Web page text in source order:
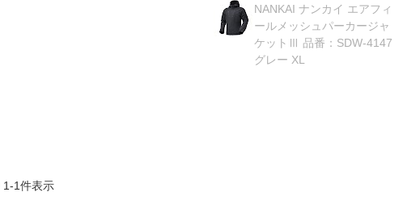
NANKAI ナンカイ エアフィ
ールメッシュパーカージャ
ケットⅢ 品番：SDW-4147
グレー XL
1-1件表示